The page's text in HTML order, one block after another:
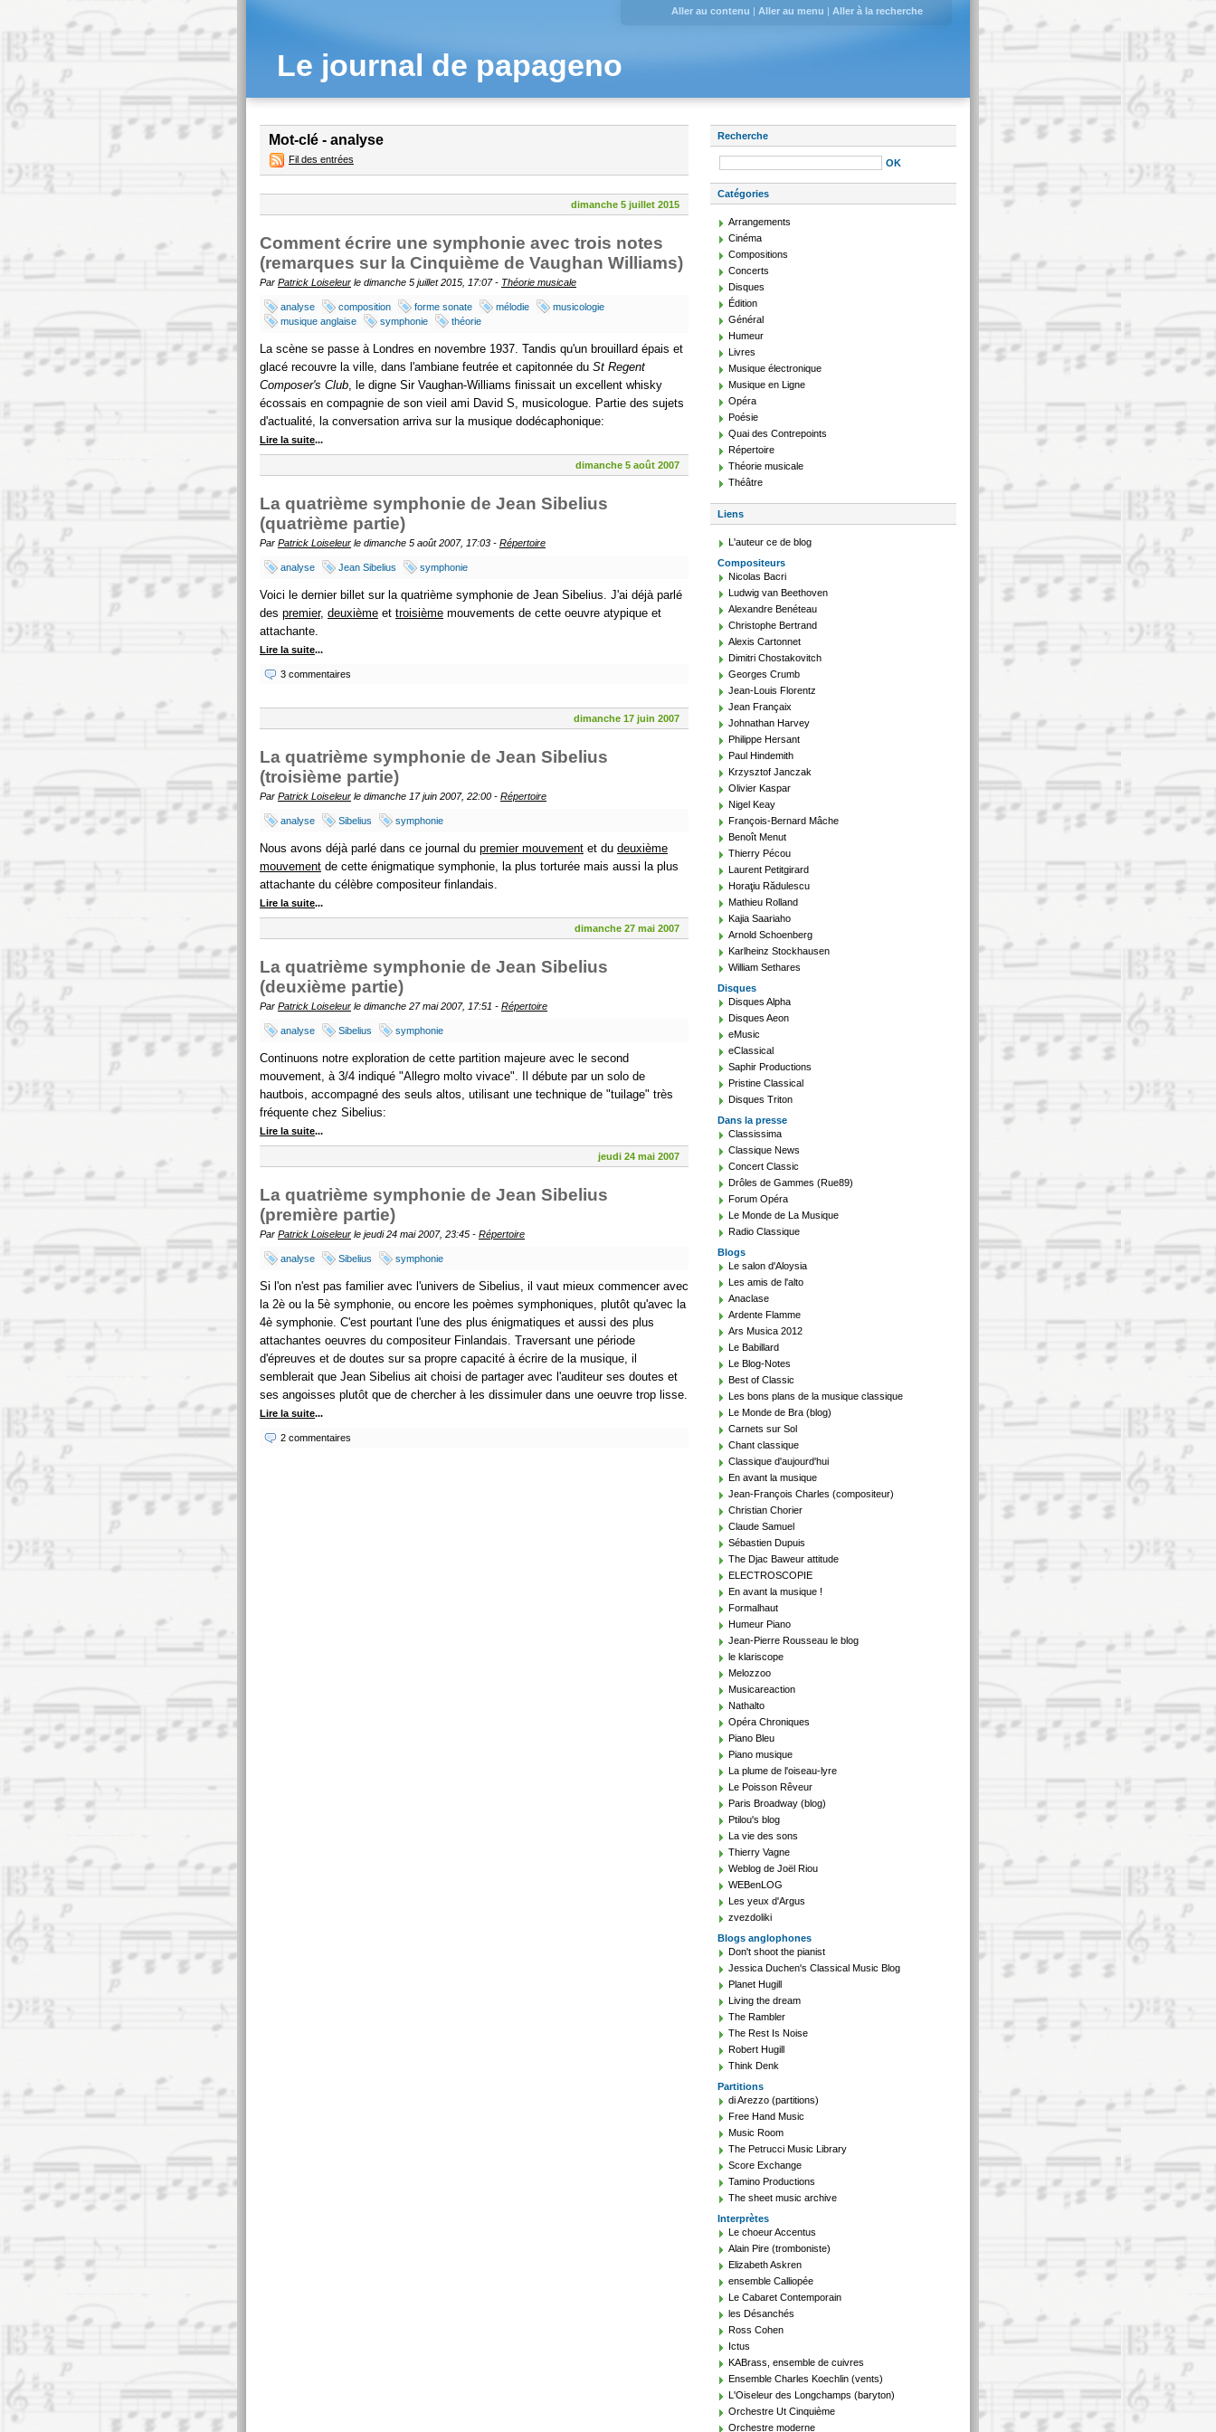
Le journal de papageno
Aller au contenu | Aller au menu | Aller à la recherche
Mot-clé - analyse
Fil des entrées
dimanche 5 juillet 2015
Comment écrire une symphonie avec trois notes
(remarques sur la Cinquième de Vaughan Williams)
Par Patrick Loiseleur le dimanche 5 juillet 2015, 17:07 - Théorie musicale
analyse composition forme sonate mélodie
musicologie
musique anglaise
symphonie théorie
La scène se passe à Londres en novembre 1937. Tandis qu'un brouillard épais et
glacé recouvre la ville, dans l'ambiane feutrée et capitonnée du St Regent
Composer's Club, le digne Sir Vaughan-Williams finissait un excellent whisky
écossais en compagnie de son vieil ami David S, musicologue. Partie des sujets
d'actualité, la conversation arriva sur la musique dodécaphonique:
Lire la suite...
dimanche 5 août 2007
La quatrième symphonie de Jean Sibelius
(quatrième partie)
Par Patrick Loiseleur le dimanche 5 août 2007, 17:03 - Répertoire
analyse Jean Sibelius symphonie
Voici le dernier billet sur la quatrième symphonie de Jean Sibelius. J'ai déjà parlé
des premier, deuxième et troisième mouvements de cette oeuvre atypique et
attachante.
Lire la suite...
3 commentaires
dimanche 17 juin 2007
La quatrième symphonie de Jean Sibelius
(troisième partie)
Par Patrick Loiseleur le dimanche 17 juin 2007, 22:00 - Répertoire
analyse Sibelius symphonie
Nous avons déjà parlé dans ce journal du premier mouvement et du deuxième
mouvement de cette énigmatique symphonie, la plus torturée mais aussi la plus
attachante du célèbre compositeur finlandais.
Lire la suite...
dimanche 27 mai 2007
La quatrième symphonie de Jean Sibelius
(deuxième partie)
Par Patrick Loiseleur le dimanche 27 mai 2007, 17:51 - Répertoire
analyse Sibelius symphonie
Continuons notre exploration de cette partition majeure avec le second
mouvement, à 3/4 indiqué "Allegro molto vivace". Il débute par un solo de
hautbois, accompagné des seuls altos, utilisant une technique de "tuilage" très
fréquente chez Sibelius:
Lire la suite...
jeudi 24 mai 2007
La quatrième symphonie de Jean Sibelius
(première partie)
Par Patrick Loiseleur le jeudi 24 mai 2007, 23:45 - Répertoire
analyse Sibelius symphonie
Si l'on n'est pas familier avec l'univers de Sibelius, il vaut mieux commencer avec
la 2è ou la 5è symphonie, ou encore les poèmes symphoniques, plutôt qu'avec la
4è symphonie. C'est pourtant l'une des plus énigmatiques et aussi des plus
attachantes oeuvres du compositeur Finlandais. Traversant une période
d'épreuves et de doutes sur sa propre capacité à écrire de la musique, il
semblerait que Jean Sibelius ait choisi de partager avec l'auditeur ses doutes et
ses angoisses plutôt que de chercher à les dissimuler dans une oeuvre trop lisse.
Lire la suite...
2 commentaires
Recherche
Catégories
Arrangements
Cinéma
Compositions
Concerts
Disques
Édition
Général
Humeur
Livres
Musique électronique
Musique en Ligne
Opéra
Poésie
Quai des Contrepoints
Répertoire
Théorie musicale
Théâtre
Liens
L'auteur ce de blog
Compositeurs
Nicolas Bacri
Ludwig van Beethoven
Alexandre Benéteau
Christophe Bertrand
Alexis Cartonnet
Dimitri Chostakovitch
Georges Crumb
Jean-Louis Florentz
Jean Françaix
Johnathan Harvey
Philippe Hersant
Paul Hindemith
Krzysztof Janczak
Olivier Kaspar
Nigel Keay
François-Bernard Mâche
Benoît Menut
Thierry Pécou
Laurent Petitgirard
Horaţiu Rădulescu
Mathieu Rolland
Kajia Saariaho
Arnold Schoenberg
Karlheinz Stockhausen
William Sethares
Disques
Disques Alpha
Disques Aeon
eMusic
eClassical
Saphir Productions
Pristine Classical
Disques Triton
Dans la presse
Classissima
Classique News
Concert Classic
Drôles de Gammes (Rue89)
Forum Opéra
Le Monde de La Musique
Radio Classique
Blogs
Le salon d'Aloysia
Les amis de l'alto
Anaclase
Ardente Flamme
Ars Musica 2012
Le Babillard
Le Blog-Notes
Best of Classic
Les bons plans de la musique classique
Le Monde de Bra (blog)
Carnets sur Sol
Chant classique
Classique d'aujourd'hui
En avant la musique
Jean-François Charles (compositeur)
Christian Chorier
Claude Samuel
Sébastien Dupuis
The Djac Baweur attitude
ELECTROSCOPIE
En avant la musique !
Formalhaut
Humeur Piano
Jean-Pierre Rousseau le blog
le klariscope
Melozzoo
Musicareaction
Nathalto
Opéra Chroniques
Piano Bleu
Piano musique
La plume de l'oiseau-lyre
Le Poisson Rêveur
Paris Broadway (blog)
Ptilou's blog
La vie des sons
Thierry Vagne
Weblog de Joël Riou
WEBenLOG
Les yeux d'Argus
zvezdoliki
Blogs anglophones
Don't shoot the pianist
Jessica Duchen's Classical Music Blog
Planet Hugill
Living the dream
The Rambler
The Rest Is Noise
Robert Hugill
Think Denk
Partitions
di Arezzo (partitions)
Free Hand Music
Music Room
The Petrucci Music Library
Score Exchange
Tamino Productions
The sheet music archive
Interprètes
Le choeur Accentus
Alain Pire (tromboniste)
Elizabeth Askren
ensemble Calliopée
Le Cabaret Contemporain
les Désanchés
Ross Cohen
Ictus
KABrass, ensemble de cuivres
Ensemble Charles Koechlin (vents)
L'Oiseleur des Longchamps (baryton)
Orchestre Ut Cinquième
Orchestre moderne